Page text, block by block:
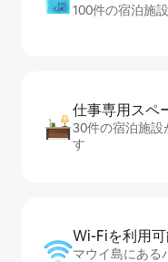
100件の宿泊施
仕事専用ス⁠ペ⁠
30件の宿泊施設
す
Wi-Fiを利⁠用⁠
マウイ島にある